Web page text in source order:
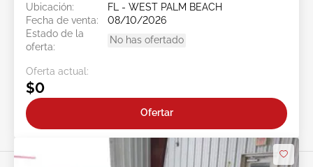
Ubicación:
FL - WEST PALM BEACH
Fecha de venta:
08/10/2026
Estado de la
oferta:
No has ofertado
Oferta actual:
$0
Ofertar